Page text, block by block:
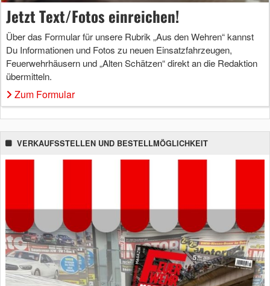
Jetzt Text/Fotos einreichen!
Über das Formular für unsere Rubrik „Aus den Wehren“ kannst
Du Informationen und Fotos zu neuen Einsatzfahrzeugen,
Feuerwehrhäusern und „Alten Schätzen“ direkt an die Redaktion
übermitteln.
Zum Formular
VERKAUFSSTELLEN UND BESTELLMÖGLICHKEIT